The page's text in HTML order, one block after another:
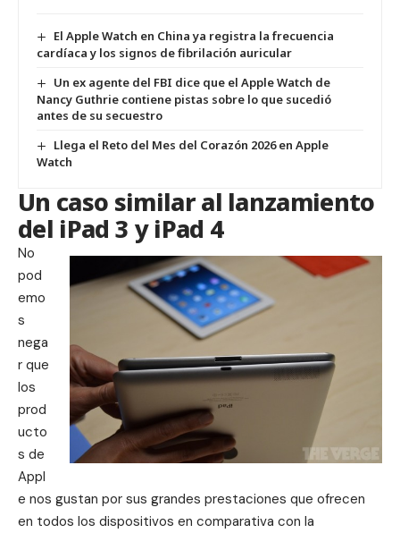
El Apple Watch en China ya registra la frecuencia
cardíaca y los signos de fibrilación auricular
Un ex agente del FBI dice que el Apple Watch de
Nancy Guthrie contiene pistas sobre lo que sucedió
antes de su secuestro
Llega el Reto del Mes del Corazón 2026 en Apple
Watch
Un caso similar al lanzamiento
del iPad 3 y iPad 4
No
pod
emo
s
nega
r que
los
prod
ucto
s de
Appl
e nos gustan por sus grandes prestaciones que ofrecen
en todos los dispositivos en comparativa con la